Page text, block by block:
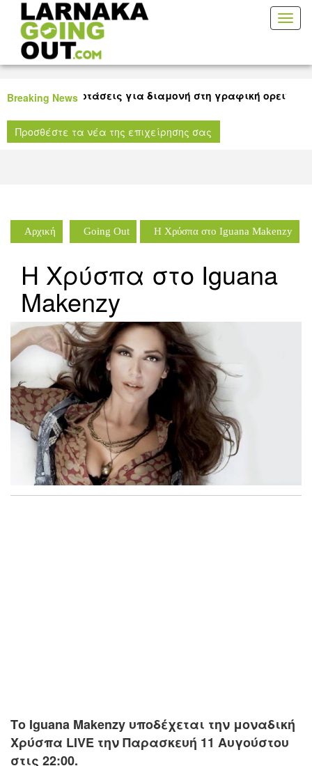
Breaking News
καλές προτάσεις για διαμονή στη γραφική ορεινή
ταινίας για όλους τους μικρούς μας φίλους στη
Λάρνακας!
Προσθέστε τα νέα της επιχείρησης σας
Αρχική Going Out H Χρύσπα στο Iguana Makenzy
H Χρύσπα στο Iguana
Makenzy
Το Iguana Makenzy υποδέχεται την μοναδική
Χρύσπα LIVE την Παρασκευή 11 Αυγούστου
στις 22:00.